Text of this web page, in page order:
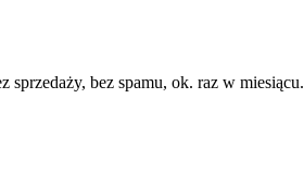
sprzedaży, bez spamu, ok. raz w miesiącu.